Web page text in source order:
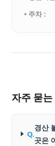
• 주차 :
자주 묻
Q.
경산
곳은